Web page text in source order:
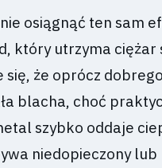
osiągnąć ten sam
który utrzyma ciężar
że oprócz
blacha, choć
szybko oddaje
niedopieczony lub